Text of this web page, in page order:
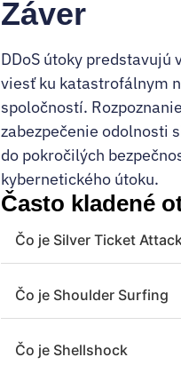
Záver
DDoS útoky
viesť ku katastrofálnym
spoločností.
zabezpečenie odolnosti
do pokročilých
kybernetického útoku.
Často kladené
Čo je Silver Ticket
Čo je Shoulder Surfing
Čo je Shellshock